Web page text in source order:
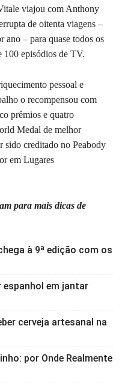
viajou com Anthony
de oitenta viagens –
ano – para quase todos os
100 episódios de TV.
pessoal e
o recompensou com
prêmios e quatro
Medal de melhor
sido creditado no Peabody
em Lugares
para mais dicas de
à 9ª edição com os
espanhol em jantar
cerveja artesanal na
por Onde Realmente